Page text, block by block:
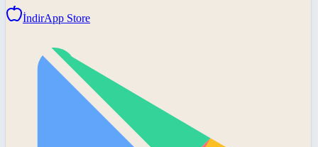
İndirApp Store